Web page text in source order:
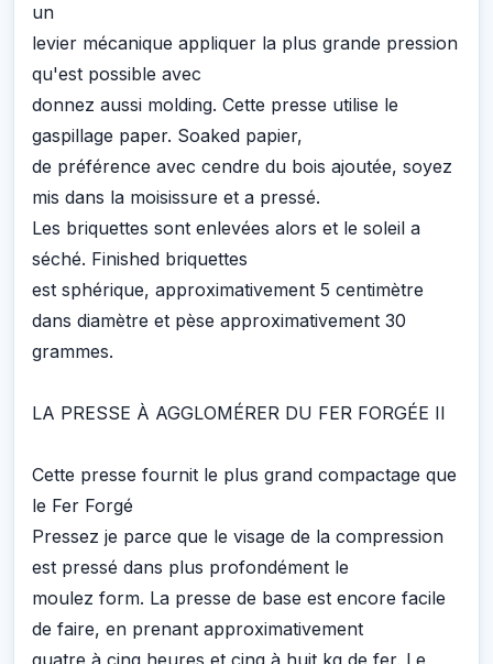
un
levier mécanique appliquer la plus grande pression
qu'est possible avec
donnez aussi molding. Cette presse utilise le
gaspillage paper. Soaked papier,
de préférence avec cendre du bois ajoutée, soyez
mis dans la moisissure et a pressé.
Les briquettes sont enlevées alors et le soleil a
séché. Finished briquettes
est sphérique, approximativement 5 centimètre
dans diamètre et pèse approximativement 30
grammes.
LA PRESSE À AGGLOMÉRER DU FER FORGÉE II
Cette presse fournit le plus grand compactage que
le Fer Forgé
Pressez je parce que le visage de la compression
est pressé dans plus profondément le
moulez form. La presse de base est encore facile
de faire, en prenant approximativement
quatre à cinq heures et cinq à huit kg de fer. Le